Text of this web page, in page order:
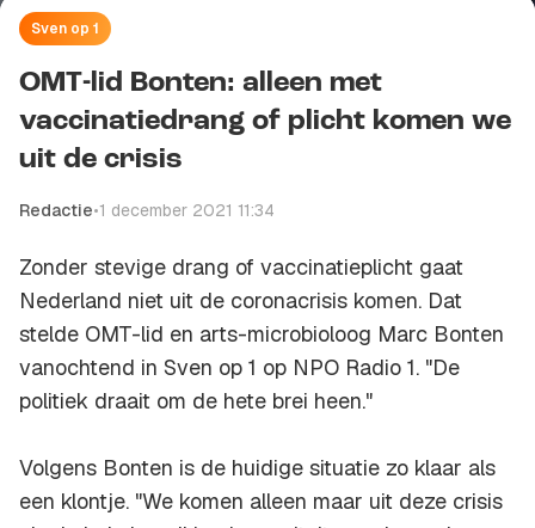
Sven op 1
OMT-lid Bonten: alleen met
vaccinatiedrang of plicht komen we
uit de crisis
Redactie•1 december 2021 11:34
Zonder stevige drang of vaccinatieplicht gaat
Nederland niet uit de coronacrisis komen. Dat
stelde OMT-lid en arts-microbioloog Marc Bonten
vanochtend in Sven op 1 op NPO Radio 1. "De
politiek draait om de hete brei heen."
Volgens Bonten is de huidige situatie zo klaar als
een klontje. "We komen alleen maar uit deze crisis